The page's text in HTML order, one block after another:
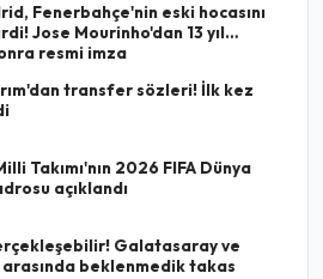
Fenerbahçe'nin eski hocasını
Jose Mourinho'dan 13 yıl
resmi imza
transfer sözleri! İlk kez
Takımı'nın 2026 FIFA Dünya
açıklandı
Galatasaray ve
beklenmedik takas